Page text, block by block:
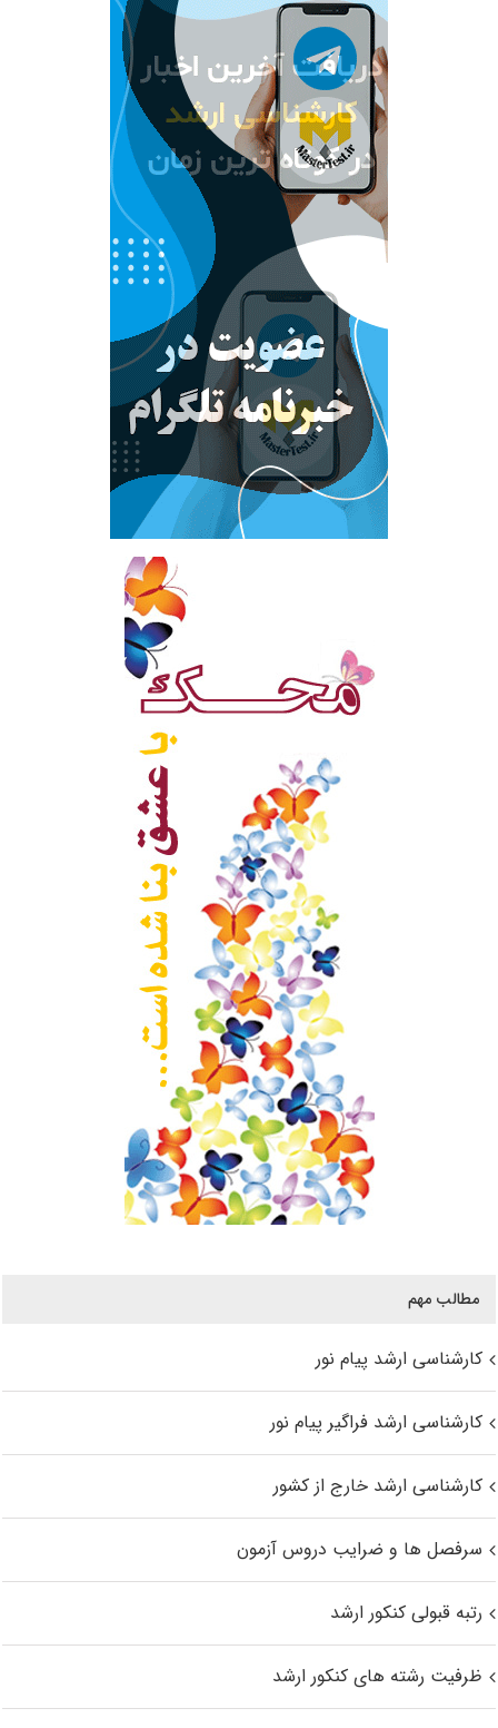
مطالب مهم
کارشناسی ارشد پیام نور
کارشناسی ارشد فراگیر پیام نور
کارشناسی ارشد خارج از کشور
سرفصل ها و ضرایب دروس آزمون
رتبه قبولی کنکور ارشد
ظرفیت رشته های کنکور ارشد